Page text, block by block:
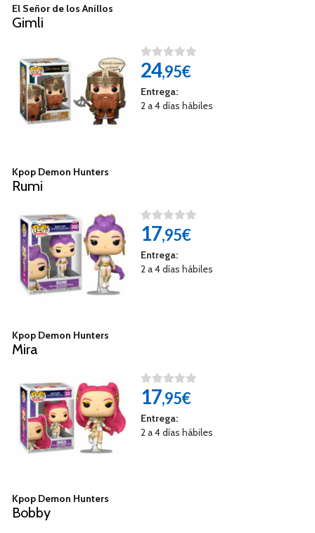
El Señor de los Anillos
Gimli
24,95€
Entrega:
2 a 4 días hábiles
Kpop Demon Hunters
Rumi
17,95€
Entrega:
2 a 4 días hábiles
Kpop Demon Hunters
Mira
17,95€
Entrega:
2 a 4 días hábiles
Kpop Demon Hunters
Bobby